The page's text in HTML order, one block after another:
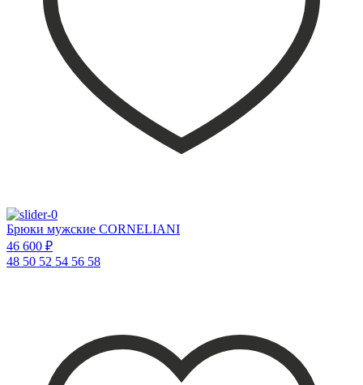
Брюки мужские CORNELIANI
46 600 ₽
48 50 52 54 56 58